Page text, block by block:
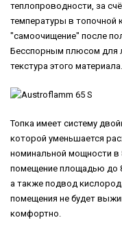
теплопроводности, за
температуры в топочной
"самоочищение" после
Бесспорным плюсом для
текстура этого материала.
Топка имеет систему
которой уменьшается
номинальной мощности в
помещение площадью до
а также подвод
помещения не будет
комфортно.